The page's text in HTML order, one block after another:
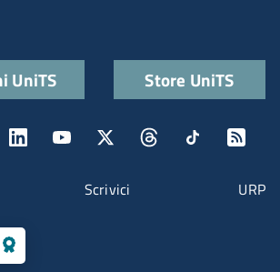
Scrivici URP
UniTS Store UniTS
Menu social